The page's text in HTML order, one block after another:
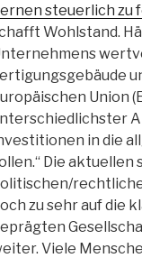
steuerlich zu
Wohlstand.
Union
in die
Die
zu sehr auf die
Viele